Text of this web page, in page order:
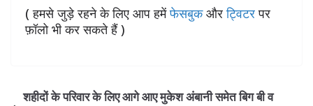
( हमसे जुड़े रहने के लिए आप हमेंफेसबुकऔरट्विटरपर
फ़ॉलो भी कर सकते हैं )
शहीदों के परिवार के लिए आगे आए मुकेश अंबानी समेत बिग बी व